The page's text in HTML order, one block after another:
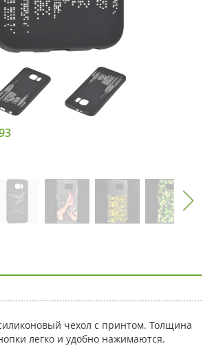
чехол с принтом. Толщина
легко и удобно нажимаются.